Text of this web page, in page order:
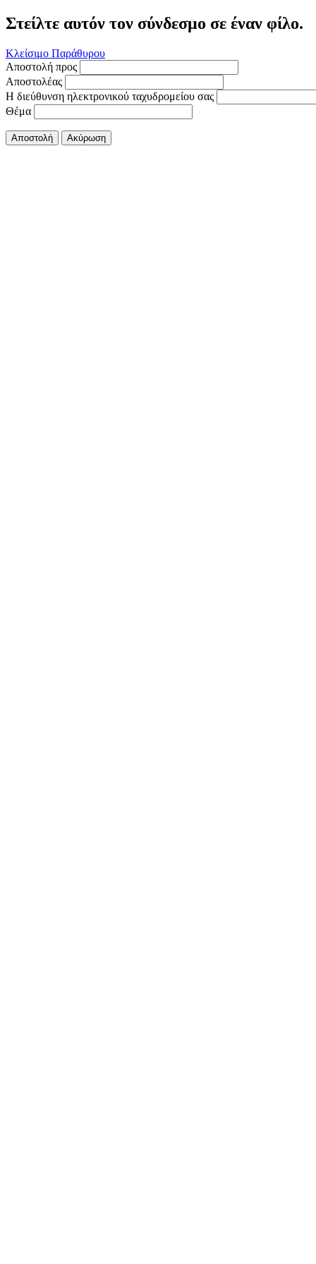
Στείλτε αυτόν τον σύνδεσμο σε έναν φίλο.
Κλείσιμο Παράθυρου
Αποστολή προς
Αποστολέας
Η διεύθυνση ηλεκτρονικού ταχυδρομείου σας
Θέμα
Αποστολή Ακύρωση